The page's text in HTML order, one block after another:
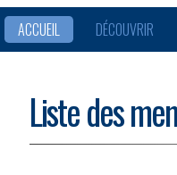
ACCUEIL DÉCOUVRIR
Liste des